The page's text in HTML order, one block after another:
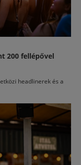
200 fellépővel
headlinerek és a